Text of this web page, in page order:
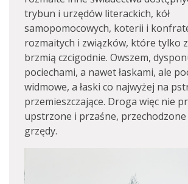
trybun i urzędów literackich, kół
samopomocowych, koterii i
rozmaitych i związków, które tylko
brzmią czcigodnie. Owszem,
pociechami, a nawet łaskami, ale
widmowe, a łaski co najwyżej na
przemieszczające. Droga więc nie
upstrzone i przaśne,
grzędy.